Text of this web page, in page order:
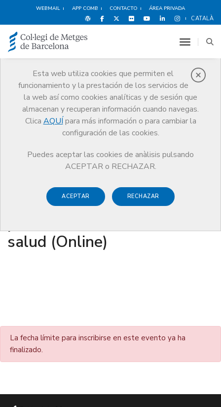
WEBMAIL APP COMB CONTACTO ÁREA PRIVADA
CATALÀ
Esta web utiliza cookies que permiten el
funcionamiento y la prestación de los servicios de
la web así como cookies analíticas y de sesión que
almacenan y recuperan información cuando navegas.
Clica AQUÍ para más información o para cambiar la
configuración de las cookies.
Puedes aceptar las cookies de anàlisis pulsando
ACEPTAR o RECHAZAR.
ACEPTAR RECHAZAR
toggle
Agenda
Comunicación Inscripción actividad
Ciberseguridad en el
entorno médico: hábitos
digitales seguros y
salud (Online)
La fecha límite para inscribirse en este evento ya ha
finalizado.